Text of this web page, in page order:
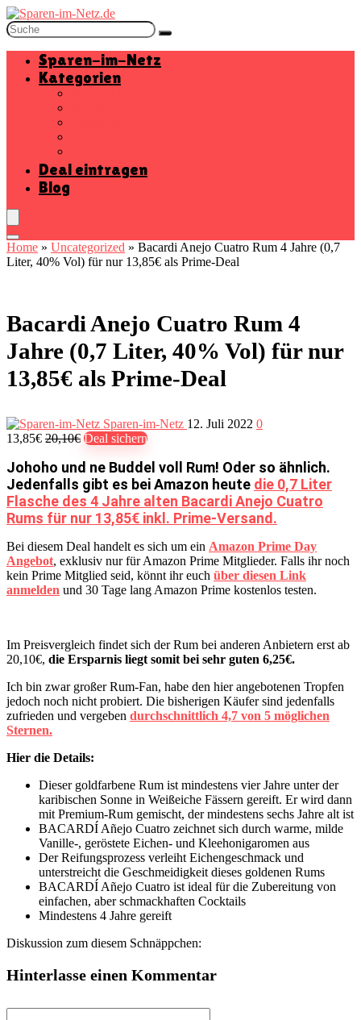
Sparen-im-Netz
Kategorien
Deal eintragen
Blog
Home » Uncategorized » Bacardi Anejo Cuatro Rum 4 Jahre (0,7
Liter, 40% Vol) für nur 13,85€ als Prime-Deal
Bacardi Anejo Cuatro Rum 4
Jahre (0,7 Liter, 40% Vol) für nur
13,85€ als Prime-Deal
Sparen-im-Netz 12. Juli 2022 0
13,85€ 20,10€ Deal sichern
Johoho und ne Buddel voll Rum! Oder so ähnlich.
Jedenfalls gibt es bei Amazon heute die 0,7 Liter
Flasche des 4 Jahre alten Bacardi Anejo Cuatro
Rums für nur 13,85€ inkl. Prime-Versand.
Bei diesem Deal handelt es sich um ein Amazon Prime Day
Angebot, exklusiv nur für Amazon Prime Mitglieder. Falls ihr noch
kein Prime Mitglied seid, könnt ihr euch über diesen Link
anmelden und 30 Tage lang Amazon Prime kostenlos testen.
Im Preisvergleich findet sich der Rum bei anderen Anbietern erst ab
20,10€, die Ersparnis liegt somit bei sehr guten 6,25€.
Ich bin zwar großer Rum-Fan, habe den hier angebotenen Tropfen
jedoch noch nicht probiert. Die bisherigen Käufer sind jedenfalls
zufrieden und vergeben durchschnittlich 4,7 von 5 möglichen
Sternen.
Hier die Details:
Dieser goldfarbene Rum ist mindestens vier Jahre unter der
karibischen Sonne in Weißeiche Fässern gereift. Er wird dann
mit Premium-Rum gemischt, der mindestens sechs Jahre alt ist
BACARDÍ Añejo Cuatro zeichnet sich durch warme, milde
Vanille-, geröstete Eichen- und Kleehonigaromen aus
Der Reifungsprozess verleiht Eichengeschmack und
unterstreicht die Geschmeidigkeit dieses goldenen Rums
BACARDÍ Añejo Cuatro ist ideal für die Zubereitung von
einfachen, aber schmackhaften Cocktails
Mindestens 4 Jahre gereift
Diskussion zum diesem Schnäppchen:
Hinterlasse einen Kommentar